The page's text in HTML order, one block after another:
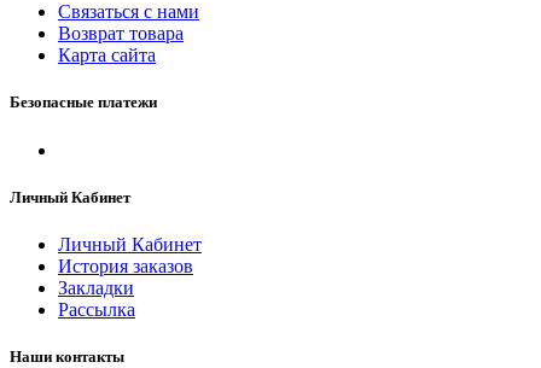
Связаться с нами
Возврат товара
Карта сайта
Безопасные платежи
Личный Кабинет
Личный Кабинет
История заказов
Закладки
Рассылка
Наши контакты